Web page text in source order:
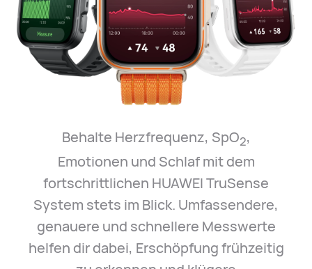
Behalte Herzfrequenz, SpO2,
Emotionen und Schlaf mit dem
fortschrittlichen HUAWEI TruSense
System stets im Blick. Umfassendere,
genauere und schnellere Messwerte
helfen dir dabei, Erschöpfung frühzeitig